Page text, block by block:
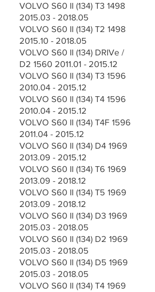
VOLVO S60 II (134) T3 1498
2015.03 - 2018.05
VOLVO S60 II (134) T2 1498
2015.10 - 2018.05
VOLVO S60 II (134) DRIVe /
D2 1560 2011.01 - 2015.12
VOLVO S60 II (134) T3 1596
2010.04 - 2015.12
VOLVO S60 II (134) T4 1596
2010.04 - 2015.12
VOLVO S60 II (134) T4F 1596
2011.04 - 2015.12
VOLVO S60 II (134) D4 1969
2013.09 - 2015.12
VOLVO S60 II (134) T6 1969
2013.09 - 2018.12
VOLVO S60 II (134) T5 1969
2013.09 - 2018.12
VOLVO S60 II (134) D3 1969
2015.03 - 2018.05
VOLVO S60 II (134) D2 1969
2015.03 - 2018.05
VOLVO S60 II (134) D5 1969
2015.03 - 2018.05
VOLVO S60 II (134) T4 1969